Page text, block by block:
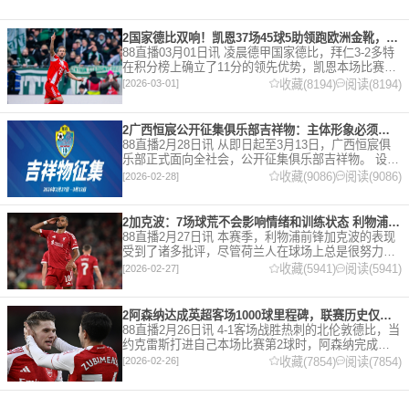
2国家德比双响！凯恩37场45球5助领跑欧洲金靴，32岁保持赛季全勤
88直播03月01日讯 凌晨德甲国家德比，拜仁3-2多特
在积分榜上确立了11分的领先优势，凯恩本场比赛上
演双响。 本赛季32岁的凯恩仍然保持着超高的效率，
在到目前为止保持全勤，出战37场比赛，狂轰45
[2026-03-01] 收藏(8194) 阅读(8194)
2广西恒宸公开征集俱乐部吉祥物：主体形象必须为龙
88直播2月28日讯 从即日起至3月13日，广西恒宸俱
乐部正式面向全社会，公开征集俱乐部吉祥物。 设计
要求 1. 主体形象：必须为龙。龙，是中华民族的精神
[2026-02-28] 收藏(9086) 阅读(9086)
2加克波：7场球荒不会影响情绪和训练状态 利物浦如今已不容有失
88直播2月27日讯 本赛季，利物浦前锋加克波的表现
受到了诸多批评，尽管荷兰人在球场上总是很努力。
在接受天空体育采访时，他谈论了诸多话题。 关于球
队对赛季目前情况的看法 这是一个很好的问题。这个
赛季并
[2026-02-27] 收藏(5941) 阅读(5941)
2阿森纳达成英超客场1000球里程碑，联赛历史仅次于曼联的1063球
88直播2月26日讯 4-1客场战胜热刺的北伦敦德比，当
约克雷斯打进自己本场比赛第2球时，阿森纳完成了
一项了不起的成就，枪手成为英超历史第2支在客场
打进1000球的球队，仅次于曼联的1063球。阿森纳
[2026-02-26] 收藏(7854) 阅读(7854)